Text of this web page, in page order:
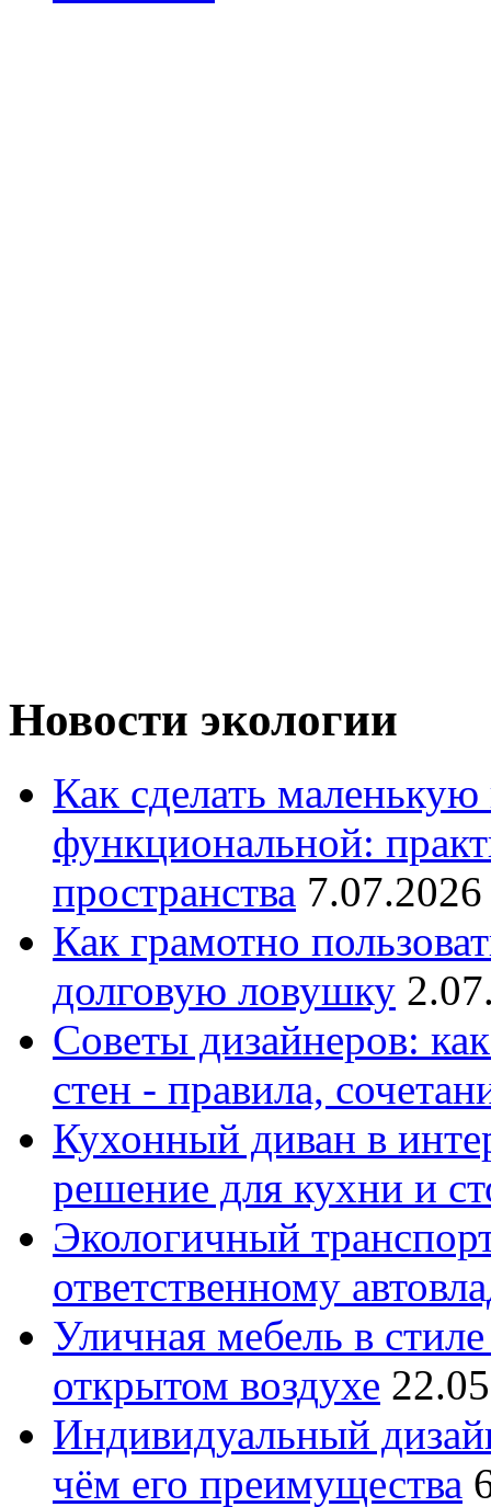
Новости экологии
Как сделать
функциональной:
пространства
Как грамотно
долговую ловушку
Советы дизайнеров:
стен - правила,
Кухонный диван в
решение для кухни и
Экологичный
ответственному
Уличная мебель в
открытом воздухе
Индивидуальный
чём его преимущества